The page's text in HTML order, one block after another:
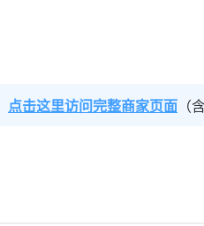
点击这里访问完整商家页面 （